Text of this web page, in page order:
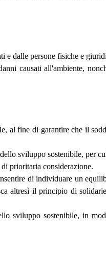
dalle persone fisiche e
causati all'ambiente,
al fine di garantire che il
sviluppo sostenibile, per
prioritaria considerazione.
di individuare un
altresì il principio di
sviluppo sostenibile, in